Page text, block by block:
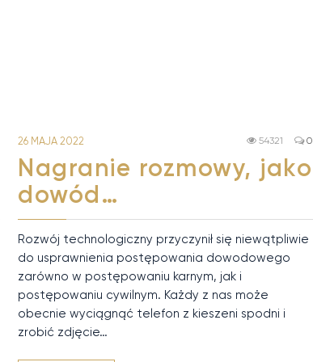
26 MAJA 2022 0
54321
Nagranie rozmowy, jako
dowód…
Rozwój technologiczny przyczynił się niewątpliwie
do usprawnienia postępowania dowodowego
zarówno w postępowaniu karnym, jak i
postępowaniu cywilnym. Każdy z nas może
obecnie wyciągnąć telefon z kieszeni spodni i
zrobić zdjęcie…